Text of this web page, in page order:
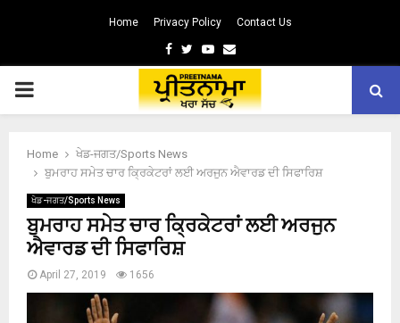
Home Privacy Policy Contact Us
Facebook
TwitterYoutube
Email
PRIMARY
Home
ਖੇਡ-ਜਗਤ/Sports News
ਬੁਮਰਾਹ ਸਮੇਤ ਚਾਰ ਕ੍ਰਿਕੇਟਰਾਂ ਲਈ ਅਰਜੁਨ ਐਵਾਰਡ ਦੀ ਸਿਫਾਰਿਸ਼
ਖੇਡ-ਜਗਤ/Sports News
ਬੁਮਰਾਹ ਸਮੇਤ ਚਾਰ ਕ੍ਰਿਕੇਟਰਾਂ ਲਈ ਅਰਜੁਨ
ਐਵਾਰਡ ਦੀ ਸਿਫਾਰਿਸ਼
April 27, 2019 1656